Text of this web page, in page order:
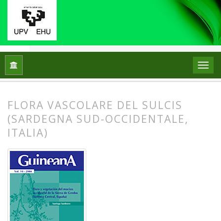
Inicio Núm. 12 (2006): Flora vascolare del Sulcis
FLORA VASCOLARE DEL SULCIS
(SARDEGNA SUD-OCCIDENTALE,
ITALIA)